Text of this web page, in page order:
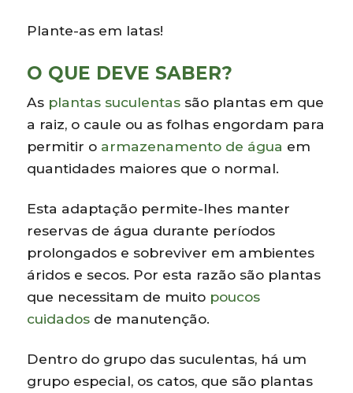
Plante-as em latas!
O QUE DEVE SABER?
As plantas suculentas são plantas em que
a raiz, o caule ou as folhas engordam para
permitir o armazenamento de água em
quantidades maiores que o normal.
Esta adaptação permite-lhes manter
reservas de água durante períodos
prolongados e sobreviver em ambientes
áridos e secos. Por esta razão são plantas
que necessitam de muito poucos
cuidados de manutenção.
Dentro do grupo das suculentas, há um
grupo especial, os catos, que são plantas